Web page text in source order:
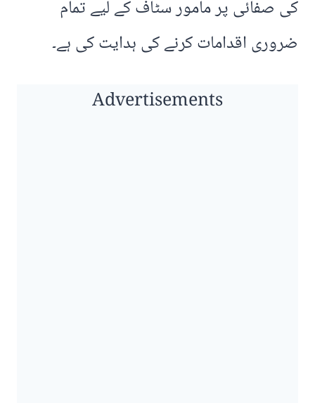
کی صفائی پر مامور سٹاف کے لیے تمام
ضروری اقدامات کرنے کی ہدایت کی ہے۔
Advertisements